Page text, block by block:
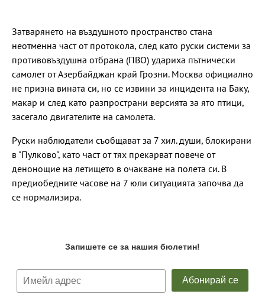
Затварянето на въздушното пространство стана
неотменна част от протокола, след като руски системи за
противовъздушна отбрана (ПВО) удариха пътнически
самолет от Азербайджан край Грозни. Москва официално
не призна вината си, но се извини за инцидента на Баку,
макар и след като разпространи версията за ято птици,
засегало двигателите на самолета.
Руски наблюдатели съобщават за 7 хил. души, блокирани
в "Пулково", като част от тях прекарват повече от
денонощие на летището в очакване на полета си. В
предиобедните часове на 7 юли ситуацията започва да
се нормализира.